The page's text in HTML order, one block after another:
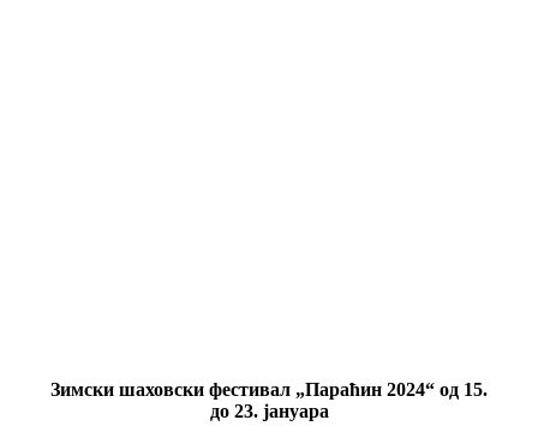
Зимски шаховски фестивал „Параћин 2024“ од 15.
до 23. јануара